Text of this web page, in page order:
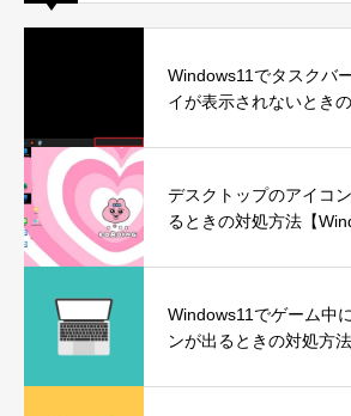
Windows11でタスクバ
イが表示されないとき
デスクトップのアイコ
るときの対処方法【
Windows11でゲーム中
ンが出るときの対処方法